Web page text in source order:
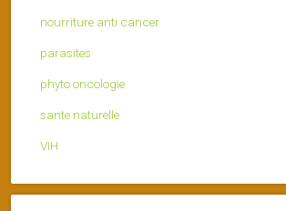
nourriture anti cancer
parasites
phyto oncologie
sante naturelle
VIH